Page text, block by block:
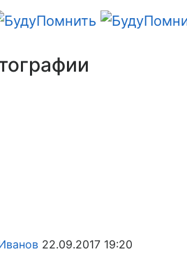
22.09.2017 19:20